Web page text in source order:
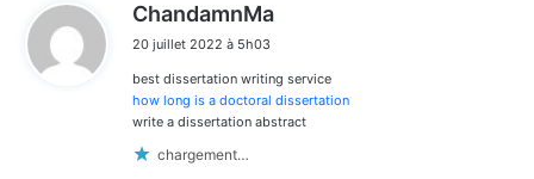
ChandamnMa
:
20 juillet 2022 à 5h03
best dissertation writing service
how long is a doctoral dissertation
write a dissertation abstract
chargement…